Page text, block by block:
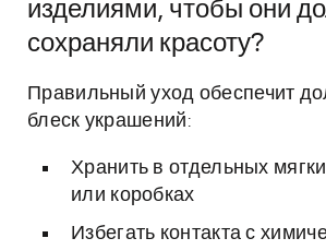
изделиями, чтобы они
сохраняли красоту?
Правильный уход обеспечит
блеск украшений:
Хранить в отдельных
или коробках
Избегать контакта с